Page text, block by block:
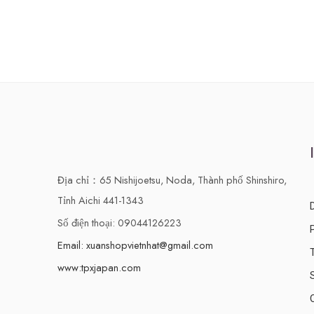
Địa chỉ：65 Nishijoetsu, Noda, Thành phố Shinshiro,
Tỉnh Aichi 441-1343
Số điện thoại: 09044126223
Email: xuanshopvietnhat@gmail.com
www:tpxjapan.com